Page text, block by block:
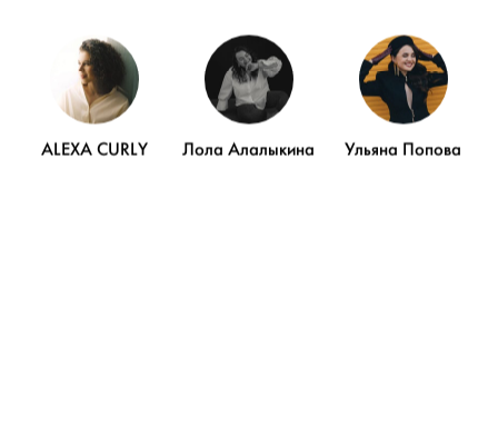
ПОКАЗАТЬ ЕЩЁ
ALEXA CURLY Лола Алалыкина Ульяна Попова